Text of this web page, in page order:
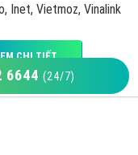
6644 (24/7)
Inet, Vietmoz, Vinalink
CHI TIẾT